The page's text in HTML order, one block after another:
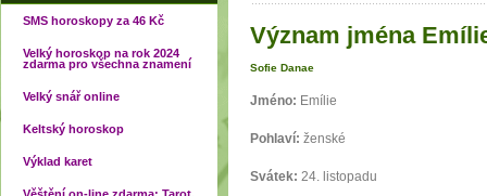
SMS horoskopy za 46 Kč
Velký horoskop na rok 2024
zdarma pro všechna znamení
Velký snář online
Keltský horoskop
Výklad karet
Význam jména
Sofie Danae
Jméno: Emílie
Pohlaví: ženské
Svátek: 24. listopadu